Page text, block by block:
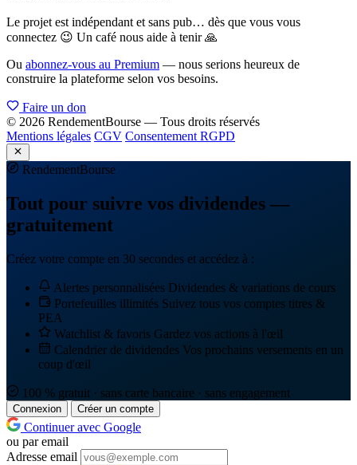
Le projet est indépendant et sans pub… dès que vous vous
connectez 😉 Un café nous aide à tenir 🙏
Ou abonnez-vous au Premium — nous serions heureux de
construire la plateforme selon vos besoins.
Faire un don
© 2026 RendementBourse — Tous droits réservés
Mentions légales CGV Consentement RGPD
RendementBourse
Tout pour suivre vos dividendes —
gratuitement
Créez votre compte en 30 secondes et accédez à :
Alertes personnalisées Dividendes & variations de cours
Portefeuilles illimités Suivez tous vos comptes titres &
PEA
Watchlist & favoris Gardez vos actions à l'œil
Calendrier de dividendes Vos prochains versements en un
coup d'œil
100 % gratuit · sans carte bancaire · sans engagement
Connexion Créer un compte
Continuer avec Google
ou par email
Adresse email